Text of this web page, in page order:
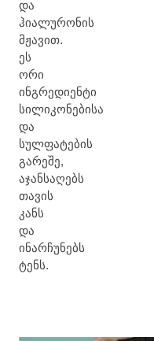
და
ჰიალურონის
მჟავით.
ეს
ორი
ინგრედიენტი
სილიკონებისა
და
სულფატების
გარეშე,
აჯანსაღებს
თავის
კანს
და
ინარჩუნებს
ტენს.